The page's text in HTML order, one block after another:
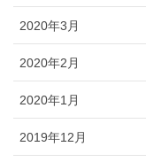
2020年3月
2020年2月
2020年1月
2019年12月